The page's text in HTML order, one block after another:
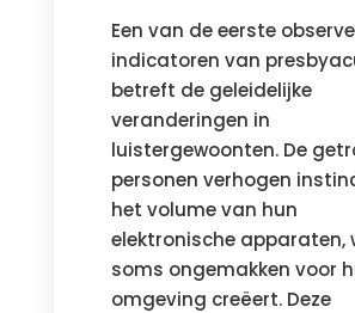
Een van de eerste
indicatoren van
betreft de geleidelijke
veranderingen in
luistergewoonten. De
personen verhogen
het volume van hun
elektronische apparaten,
soms ongemakken voor
omgeving creëert. Deze